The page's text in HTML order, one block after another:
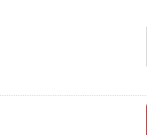
マーケテ
プログラミング